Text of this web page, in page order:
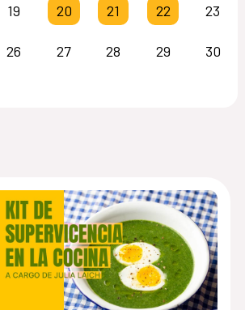
19 20 21 22 23
26 27 28 29 30